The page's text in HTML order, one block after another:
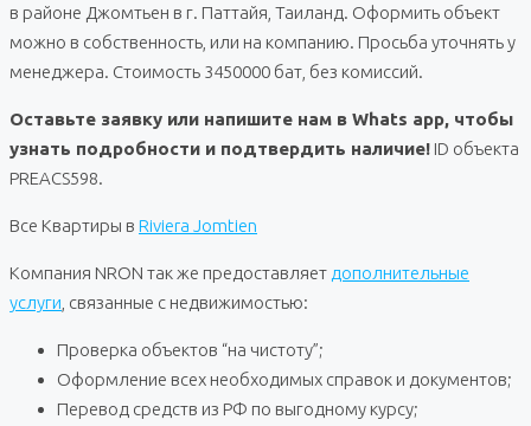
в районе Джомтьен в г. Паттайя, Таиланд. Оформить объект
можно в собственность, или на компанию. Просьба уточнять у
менеджера. Стоимость 3450000 бат, без комиссий.
Оставьте заявку или напишите нам в Whats app, чтобы
узнать подробности и подтвердить наличие! ID объекта
PREACS598.
Все Квартиры в Riviera Jomtien
Компания NRON так же предоставляет дополнительные
услуги , связанные с недвижимостью:
Проверка объектов “на чистоту”;
Оформление всех необходимых справок и документов;
Перевод средств из РФ по выгодному курсу;